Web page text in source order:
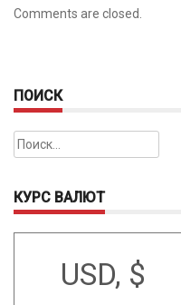
Comments are closed.
ПОИСК
Найти:
КУРС ВАЛЮТ
USD, $